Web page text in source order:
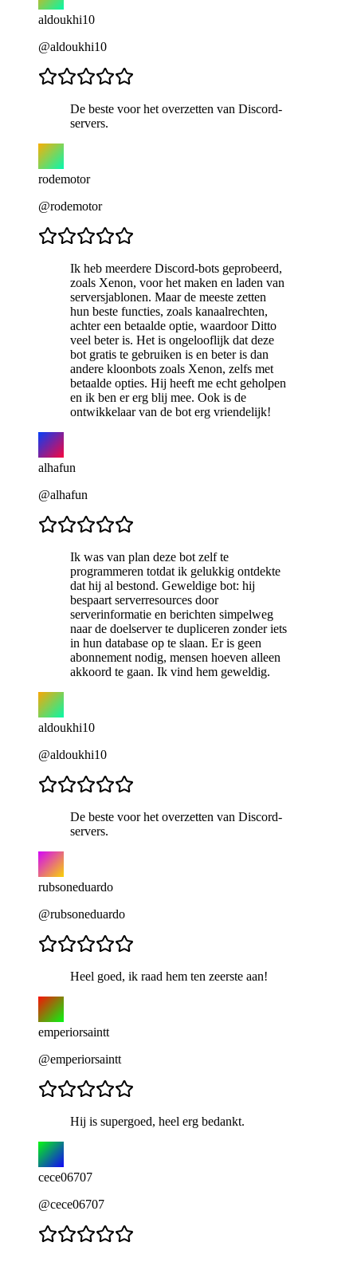
aldoukhi10
@aldoukhi10
De beste voor het overzetten van Discord-
servers.
rodemotor
@rodemotor
Ik heb meerdere Discord-bots geprobeerd,
zoals Xenon, voor het maken en laden van
serversjablonen. Maar de meeste zetten
hun beste functies, zoals kanaalrechten,
achter een betaalde optie, waardoor Ditto
veel beter is. Het is ongelooflijk dat deze
bot gratis te gebruiken is en beter is dan
andere kloonbots zoals Xenon, zelfs met
betaalde opties. Hij heeft me echt geholpen
en ik ben er erg blij mee. Ook is de
ontwikkelaar van de bot erg vriendelijk!
alhafun
@alhafun
Ik was van plan deze bot zelf te
programmeren totdat ik gelukkig ontdekte
dat hij al bestond. Geweldige bot: hij
bespaart serverresources door
serverinformatie en berichten simpelweg
naar de doelserver te dupliceren zonder iets
in hun database op te slaan. Er is geen
abonnement nodig, mensen hoeven alleen
akkoord te gaan. Ik vind hem geweldig.
aldoukhi10
@aldoukhi10
De beste voor het overzetten van Discord-
servers.
rubsoneduardo
@rubsoneduardo
Heel goed, ik raad hem ten zeerste aan!
emperiorsaintt
@emperiorsaintt
Hij is supergoed, heel erg bedankt.
cece06707
@cece06707